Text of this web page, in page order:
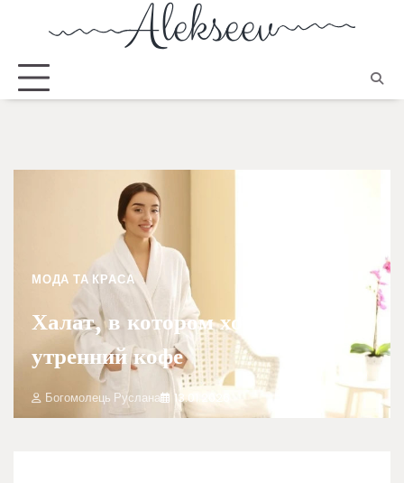
МОДА ТА КРАСА
Халат, в котором хочется пить
утренний кофе
Богомолець Руслана 13.01.2026